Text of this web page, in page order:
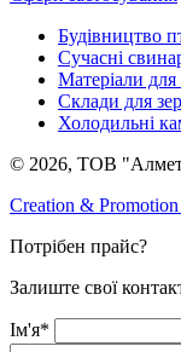
Будівництво
Сучасні
Матеріали для
Склади для
Холодильні
© 2026, ТОВ
Creation &
Потрібен прайс?
Залиште свої
Ім'я*